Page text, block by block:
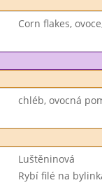
Corn flakes,
chléb, ovocná
Luštěninová
Rybí filé na